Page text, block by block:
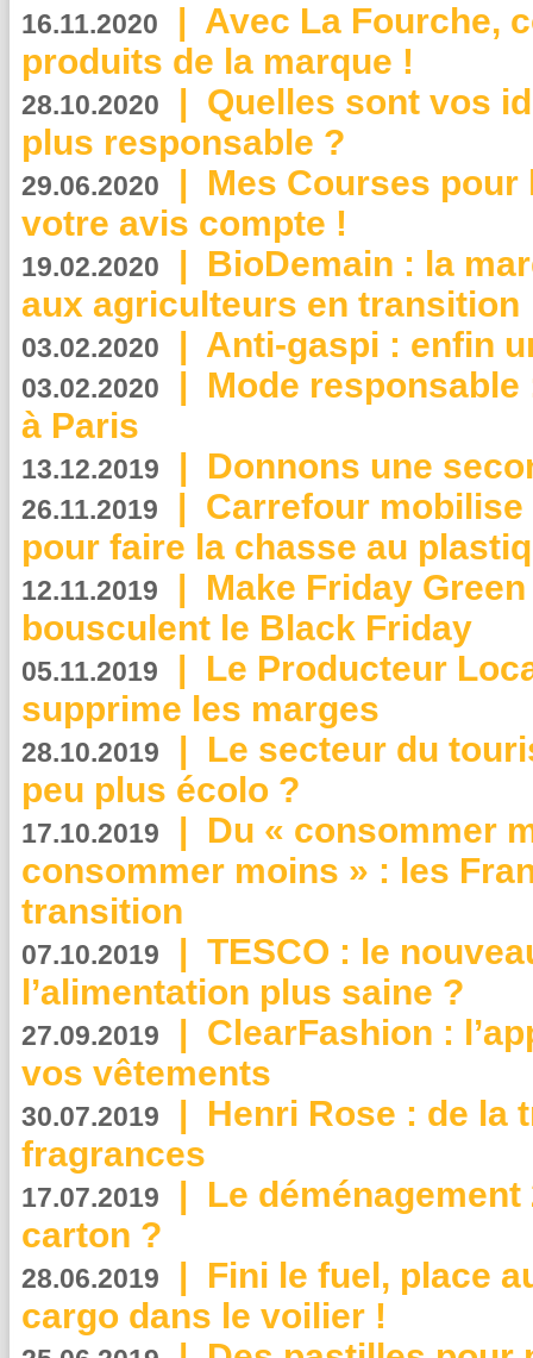
16.11.2020 | Avec La Fourche,
produits de la marque !
28.10.2020 | Quelles sont vos
plus responsable ?
29.06.2020 | Mes Courses pour
votre avis compte !
19.02.2020 | BioDemain : la
aux agriculteurs en transition
03.02.2020 | Anti-gaspi : enfin
03.02.2020 | Mode
à Paris
13.12.2019 | Donnons une
26.11.2019 | Carrefour
pour faire la chasse au
12.11.2019 | Make Friday
bousculent le Black Friday
05.11.2019 | Le Producteur
supprime les marges
28.10.2019 | Le secteur du
peu plus écolo ?
17.10.2019 | Du « consommer
consommer moins » : les
transition
07.10.2019 | TESCO : le
l’alimentation plus saine ?
27.09.2019 | ClearFashion :
vos vêtements
30.07.2019 | Henri Rose : de la
fragrances
17.07.2019 | Le
carton ?
28.06.2019 | Fini le fuel, place
cargo dans le voilier !